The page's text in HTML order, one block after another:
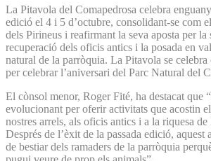
La Pitavola del Comapedrosa celebra
edició el 4 i 5 d’octubre, consolidant-se com
dels Pirineus i reafirmant la seva aposta per la
recuperació dels oficis antics i la posada en
natural de la parròquia. La Pitavola se
per celebrar l’aniversari del Parc Natural del
El cònsol menor, Roger Fité, ha destacat que
evolucionant per oferir activitats que acostin
nostres arrels, als oficis antics i a la riquesa de
Després de l’èxit de la passada edició, aquest
de bestiar dels ramaders de la parròquia